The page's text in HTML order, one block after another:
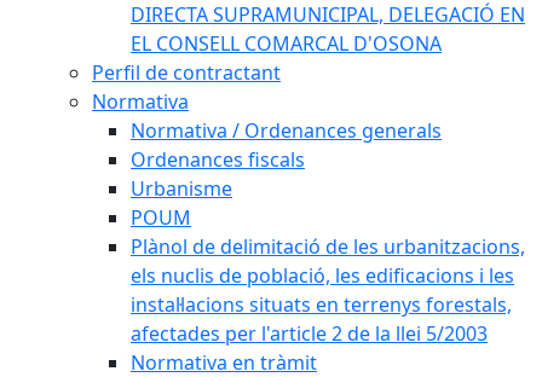
DIRECTA SUPRAMUNICIPAL, DELEGACIÓ EN
EL CONSELL COMARCAL D'OSONA
Perfil de contractant
Normativa
Normativa / Ordenances generals
Ordenances fiscals
Urbanisme
POUM
Plànol de delimitació de les urbanitzacions,
els nuclis de població, les edificacions i les
instal·lacions situats en terrenys forestals,
afectades per l'article 2 de la llei 5/2003
Normativa en tràmit